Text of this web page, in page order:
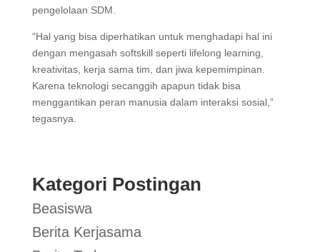
pengelolaan SDM.
“Hal yang bisa diperhatikan untuk menghadapi hal ini
dengan mengasah softskill seperti lifelong learning,
kreativitas, kerja sama tim, dan jiwa kepemimpinan.
Karena teknologi secanggih apapun tidak bisa
menggantikan peran manusia dalam interaksi sosial,”
tegasnya.
Kategori Postingan
Beasiswa
Berita Kerjasama